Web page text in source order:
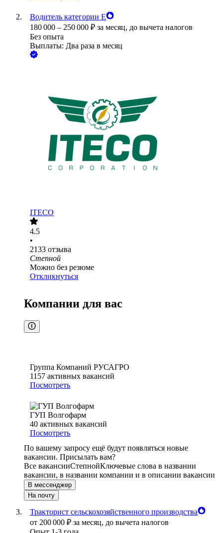
Водитель категории Е
180 000 – 250 000 ₽ за месяц, до вычета налогов
Без опыта
Выплаты: Два раза в месяц
ITECO
4.5
•
2133 отзыва
Степной
Можно без резюме
Откликнуться
Компании для вас
Группа Компаний РУСАГРО
1157 активных вакансий
Посмотреть
ГУП Волгофарм
40 активных вакансий
Посмотреть
По вашему запросу ещё будут появляться новые
вакансии. Присылать вам?
Все вакансииСтепнойКлючевые слова в названии
вакансии, в названии компании и в описании вакансии
В мессенджер
На почту
Тракторист сельскохозяйственного производства
от 200 000 ₽ за месяц, до вычета налогов